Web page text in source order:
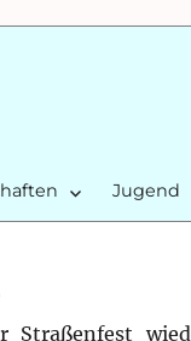
Jugend
Straßenfest